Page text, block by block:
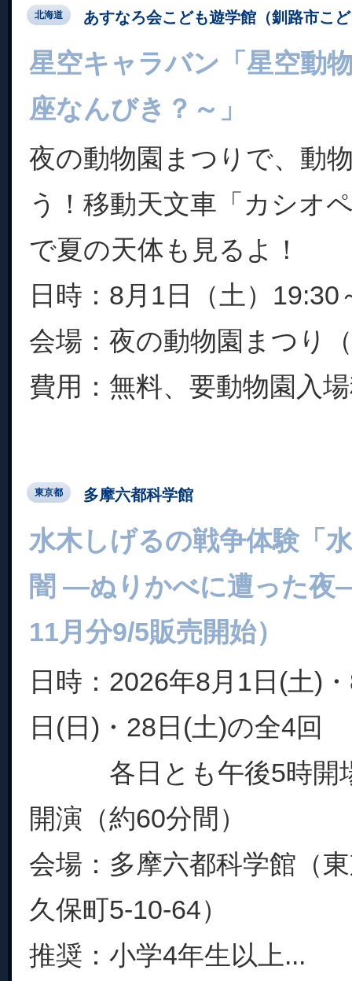
北海道 あすなろ会こども遊学館（釧路市こ
星空キャラバン「星空動
座なんびき？～」
夜の動物園まつりで、動
う！移動天文車「カシオ
で夏の天体も見るよ！
日時：8月1日（土）19:30
会場：夜の動物園まつり
費用：無料、要動物園入
東京都 多摩六都科学館
水木しげるの戦争体験「
闇 ―ぬりかべに遭った夜
11月分9/5販売開始）
日時：2026年8月1日(土)
日(日)・28日(土)の全4回
各日とも午後5時開場
開演（約60分間）
会場：多摩六都科学館（
久保町5-10-64）
推奨：小学4年生以上...